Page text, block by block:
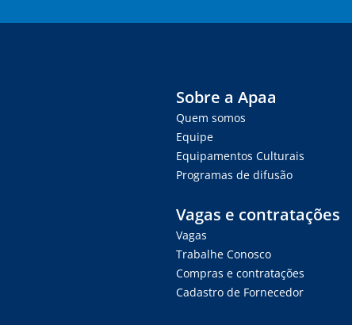
Sobre a Apaa
Quem somos
Equipe
Equipamentos Culturais
Programas de difusão
Vagas e contratações
Vagas
Trabalhe Conosco
Compras e contratações
Cadastro de Fornecedor